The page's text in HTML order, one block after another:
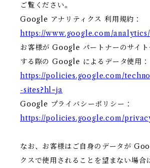
ご覧ください。
Google アナリティクス 利用規約：
https://www.google.com/
お客様が Google パートナーのサイト
する際の Google によるデータ使用：
https://policies.google.com/
-sites?hl=ja
Google プライバシーポリシー：
https://policies.google.com/
なお、お客様はご自身のデータが
クスで使用されることを望まない場